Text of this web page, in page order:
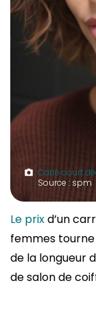
Carré court
Source : spm
Le prixd’un
femmes
de la longueur
de salon de